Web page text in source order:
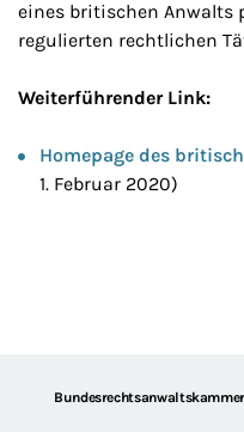
eines britischen Anwalts
regulierten rechtlichen
Weiterführender Link:
Homepage des
1. Februar 2020)
FooterBundesrechtsanwaltskammer